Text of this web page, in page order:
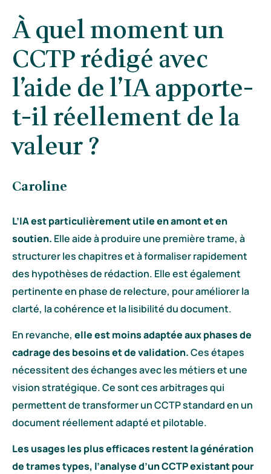
À quel moment un
CCTP rédigé avec
l’aide de l’IA apporte-
t-il réellement de la
valeur ?
Caroline
L’IA est particulièrement utile en amont et en
soutien. Elle aide à produire une première trame, à
structurer les chapitres et à formaliser rapidement
des hypothèses de rédaction. Elle est également
pertinente en phase de relecture, pour améliorer la
clarté, la cohérence et la lisibilité du document.
En revanche, elle est moins adaptée aux phases de
cadrage des besoins et de validation.Ces étapes
nécessitent des échanges avec les métiers et une
vision stratégique. Ce sont ces arbitrages qui
permettent de transformer un CCTP standard en un
document réellement adapté et pilotable.
Les usages les plus efficaces restent la génération
de trames types, l’analyse d’un CCTP existant pour